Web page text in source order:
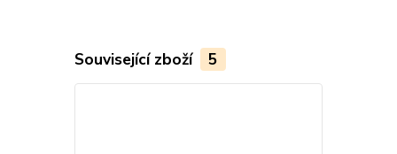
Související zboží 5